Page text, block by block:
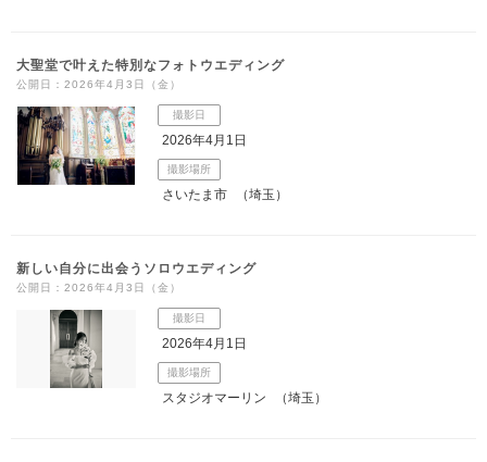
大聖堂で叶えた特別なフォトウエディング
公開日：2026年4月3日（金）
撮影日
2026年4月1日
撮影場所
さいたま市 （埼玉）
新しい自分に出会うソロウエディング
公開日：2026年4月3日（金）
撮影日
2026年4月1日
撮影場所
スタジオマーリン （埼玉）